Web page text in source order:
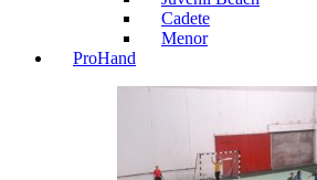
Cadete
Menor
ProHand